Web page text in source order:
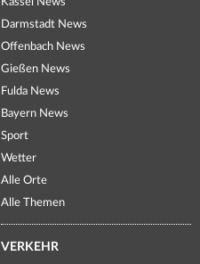
Kassel News
Darmstadt News
Offenbach News
Gießen News
Fulda News
Bayern News
Sport
Wetter
Alle Orte
Alle Themen
VERKEHR